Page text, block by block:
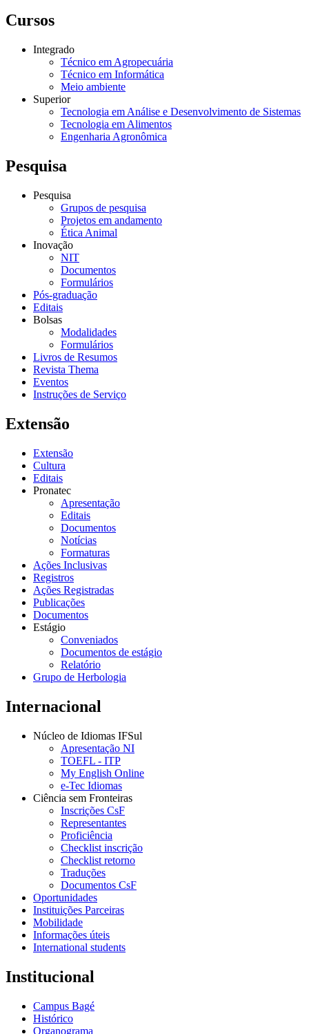
Cursos
Integrado
Técnico em Agropecuária
Técnico em Informática
Meio ambiente
Superior
Tecnologia em Análise e Desenvolvimento de Sistemas
Tecnologia em Alimentos
Engenharia Agronômica
Pesquisa
Pesquisa
Grupos de pesquisa
Projetos em andamento
Ética Animal
Inovação
NIT
Documentos
Formulários
Pós-graduação
Editais
Bolsas
Modalidades
Formulários
Livros de Resumos
Revista Thema
Eventos
Instruções de Serviço
Extensão
Extensão
Cultura
Editais
Pronatec
Apresentação
Editais
Documentos
Notícias
Formaturas
Ações Inclusivas
Registros
Ações Registradas
Publicações
Documentos
Estágio
Conveniados
Documentos de estágio
Relatório
Grupo de Herbologia
Internacional
Núcleo de Idiomas IFSul
Apresentação NI
TOEFL - ITP
My English Online
e-Tec Idiomas
Ciência sem Fronteiras
Inscrições CsF
Representantes
Proficiência
Checklist inscrição
Checklist retorno
Traduções
Documentos CsF
Oportunidades
Instituições Parceiras
Mobilidade
Informações úteis
International students
Institucional
Campus Bagé
Histórico
Organograma